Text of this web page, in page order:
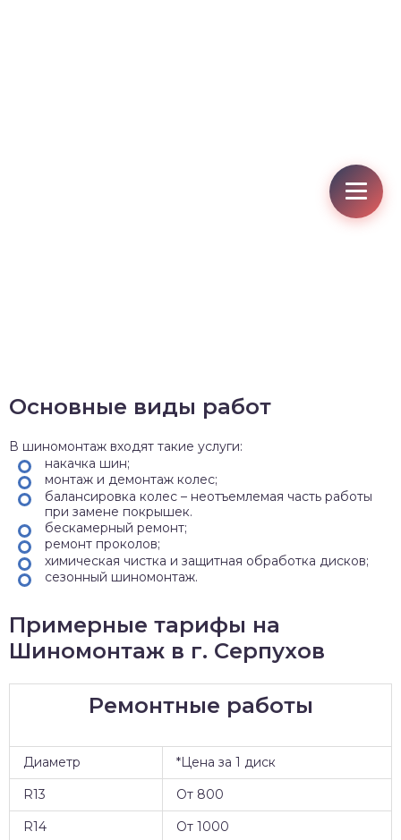
Основные виды работ
В шиномонтаж входят такие услуги:
накачка шин;
монтаж и демонтаж колес;
балансировка колес – неотъемлемая часть работы
при замене покрышек.
бескамерный ремонт;
ремонт проколов;
химическая чистка и защитная обработка дисков;
сезонный шиномонтаж.
Примерные тарифы на
Шиномонтаж в г. Серпухов
Ремонтные работы
Диаметр
*Цена за 1 диск
R13
От 800
R14
От 1000